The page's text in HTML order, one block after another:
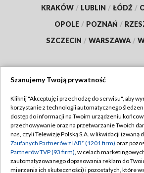
KRAKÓW / LUBLIN / ŁÓDŹ /
OPOLE / POZNAŃ /
SZCZECIN / WARSZAWA /
TVP
Abonament TVP
Emisja w TVP
Centrum informacji TVP
Regulamin TVP
Polityka
Moje zgody
Szanujemy Twoją prywatność
Kliknij "Akceptuję i przechodzę do serwisu", aby
korzystanie z technologii automatycznego
dostęp do informacji na Twoim urządzeniu
przechowywanie oraz na przetwarzanie Twoich
nas, czyli Telewizję Polską S.A. w likwidacji (zwaną
Zaufanych Partnerów z IAB* (1201 firm) oraz
Partnerów TVP (93 firm), w celach
zautomatyzowanego dopasowania reklam do
mierzenia ich skuteczności) i pozostałych, które